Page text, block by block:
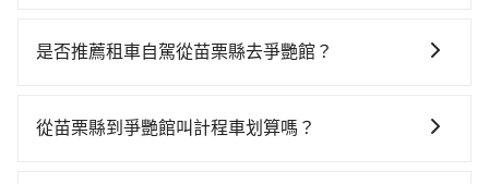
車麻煩，且難叫計程車前往高鐵站！從最早06:24一直到
車花費約500元、車程約25分鐘。抵達高鐵站後，步行
是否推薦租車自駕從苗栗縣去爭艷館？
時不需要閉目養神（因為要自己開車），最重要的是你
從苗栗縣到爭艷館叫計程車划算嗎？